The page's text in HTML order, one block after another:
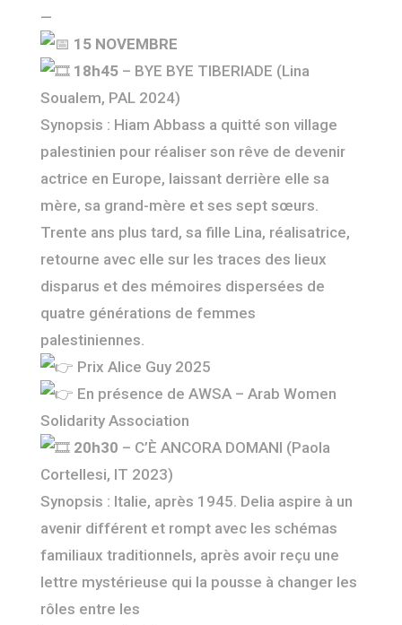
—
15 NOVEMBRE
18h45– BYE BYE TIBERIADE (Lina
Soualem, PAL 2024)
Synopsis : Hiam Abbass a quitté son village
palestinien pour réaliser son rêve de devenir
actrice en Europe, laissant derrière elle sa
mère, sa grand-mère et ses sept sœurs.
Trente ans plus tard, sa fille Lina, réalisatrice,
retourne avec elle sur les traces des lieux
disparus et des mémoires dispersées de
quatre générations de femmes
palestiniennes.
Prix Alice Guy 2025
En présence de AWSA – Arab Women
Solidarity Association
20h30 – C’È ANCORA DOMANI (Paola
Cortellesi, IT 2023)
Synopsis : Italie, après 1945. Delia aspire à un
avenir différent et rompt avec les schémas
familiaux traditionnels, après avoir reçu une
lettre mystérieuse qui la pousse à changer les
rôles entre les